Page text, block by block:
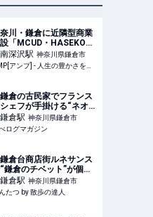
川・鎌倉に近隣型商業
「MCUD・HASEKO
鎌倉梶原」が竣工 カ
ズとライフが出店 |
アンプ] - 人生の豊か
す新世代向けビジネス
ィア
深沢駅 神奈川県鎌倉市
AMP[アンプ] - 人生の豊かさを生む瞬間を情報でつくりだす新世代向けビジネスメディア
倉の古民家でフランス
ェフが手掛ける“ネオ懐
| 食べログマガジン
倉駅 神奈川県鎌倉市
ログマガジン
倉台商店街ルネサンス
鎌倉のチベット”が個性
な面々の力で新たなス
ジへ～｜さんたつ by
歩の達人
倉駅 神奈川県鎌倉市
たつ by 散歩の達人